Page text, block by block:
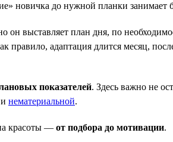
новичка до нужной планки занимает
выставляет план дня, по
правило, адаптация длится месяц,
показателей. Здесь важно не
нематериальной.
красоты — от подбора до мотивации.